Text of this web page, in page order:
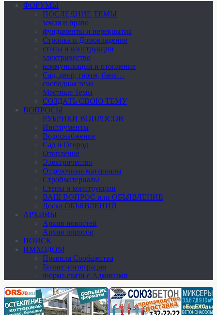
ФОРУМЫ
ПОСЛЕДНИЕ ТЕМЫ
земля и право
фундаменты и перекрытия
Стройка и Домовладение
стены и конструкции
электричество
коммуникации и отопление
Cад, двор, гараж, баня…
свободная тема
Местные Темы
СОЗДАТЬ СВОЮ ТЕМУ
ВОПРОСЫ
РУБРИКИ ВОПРОСОВ
Инструменты
Водоснабжение
Сад и Огород
Отопление
Электричество
Отделочные материалы
Стройматериалы
Стены и конструкции
ВАШ ВОПРОС или ОБЪЯВЛЕНИЕ
Доска ОБЪЯВЛЕНИЙ
АРХИВЫ
Архив новостей
Архив опросов
ПОИСК
ИМХОДОМ
Правила Сообщества
Бизнес-интеграция
Форма связи с Админами